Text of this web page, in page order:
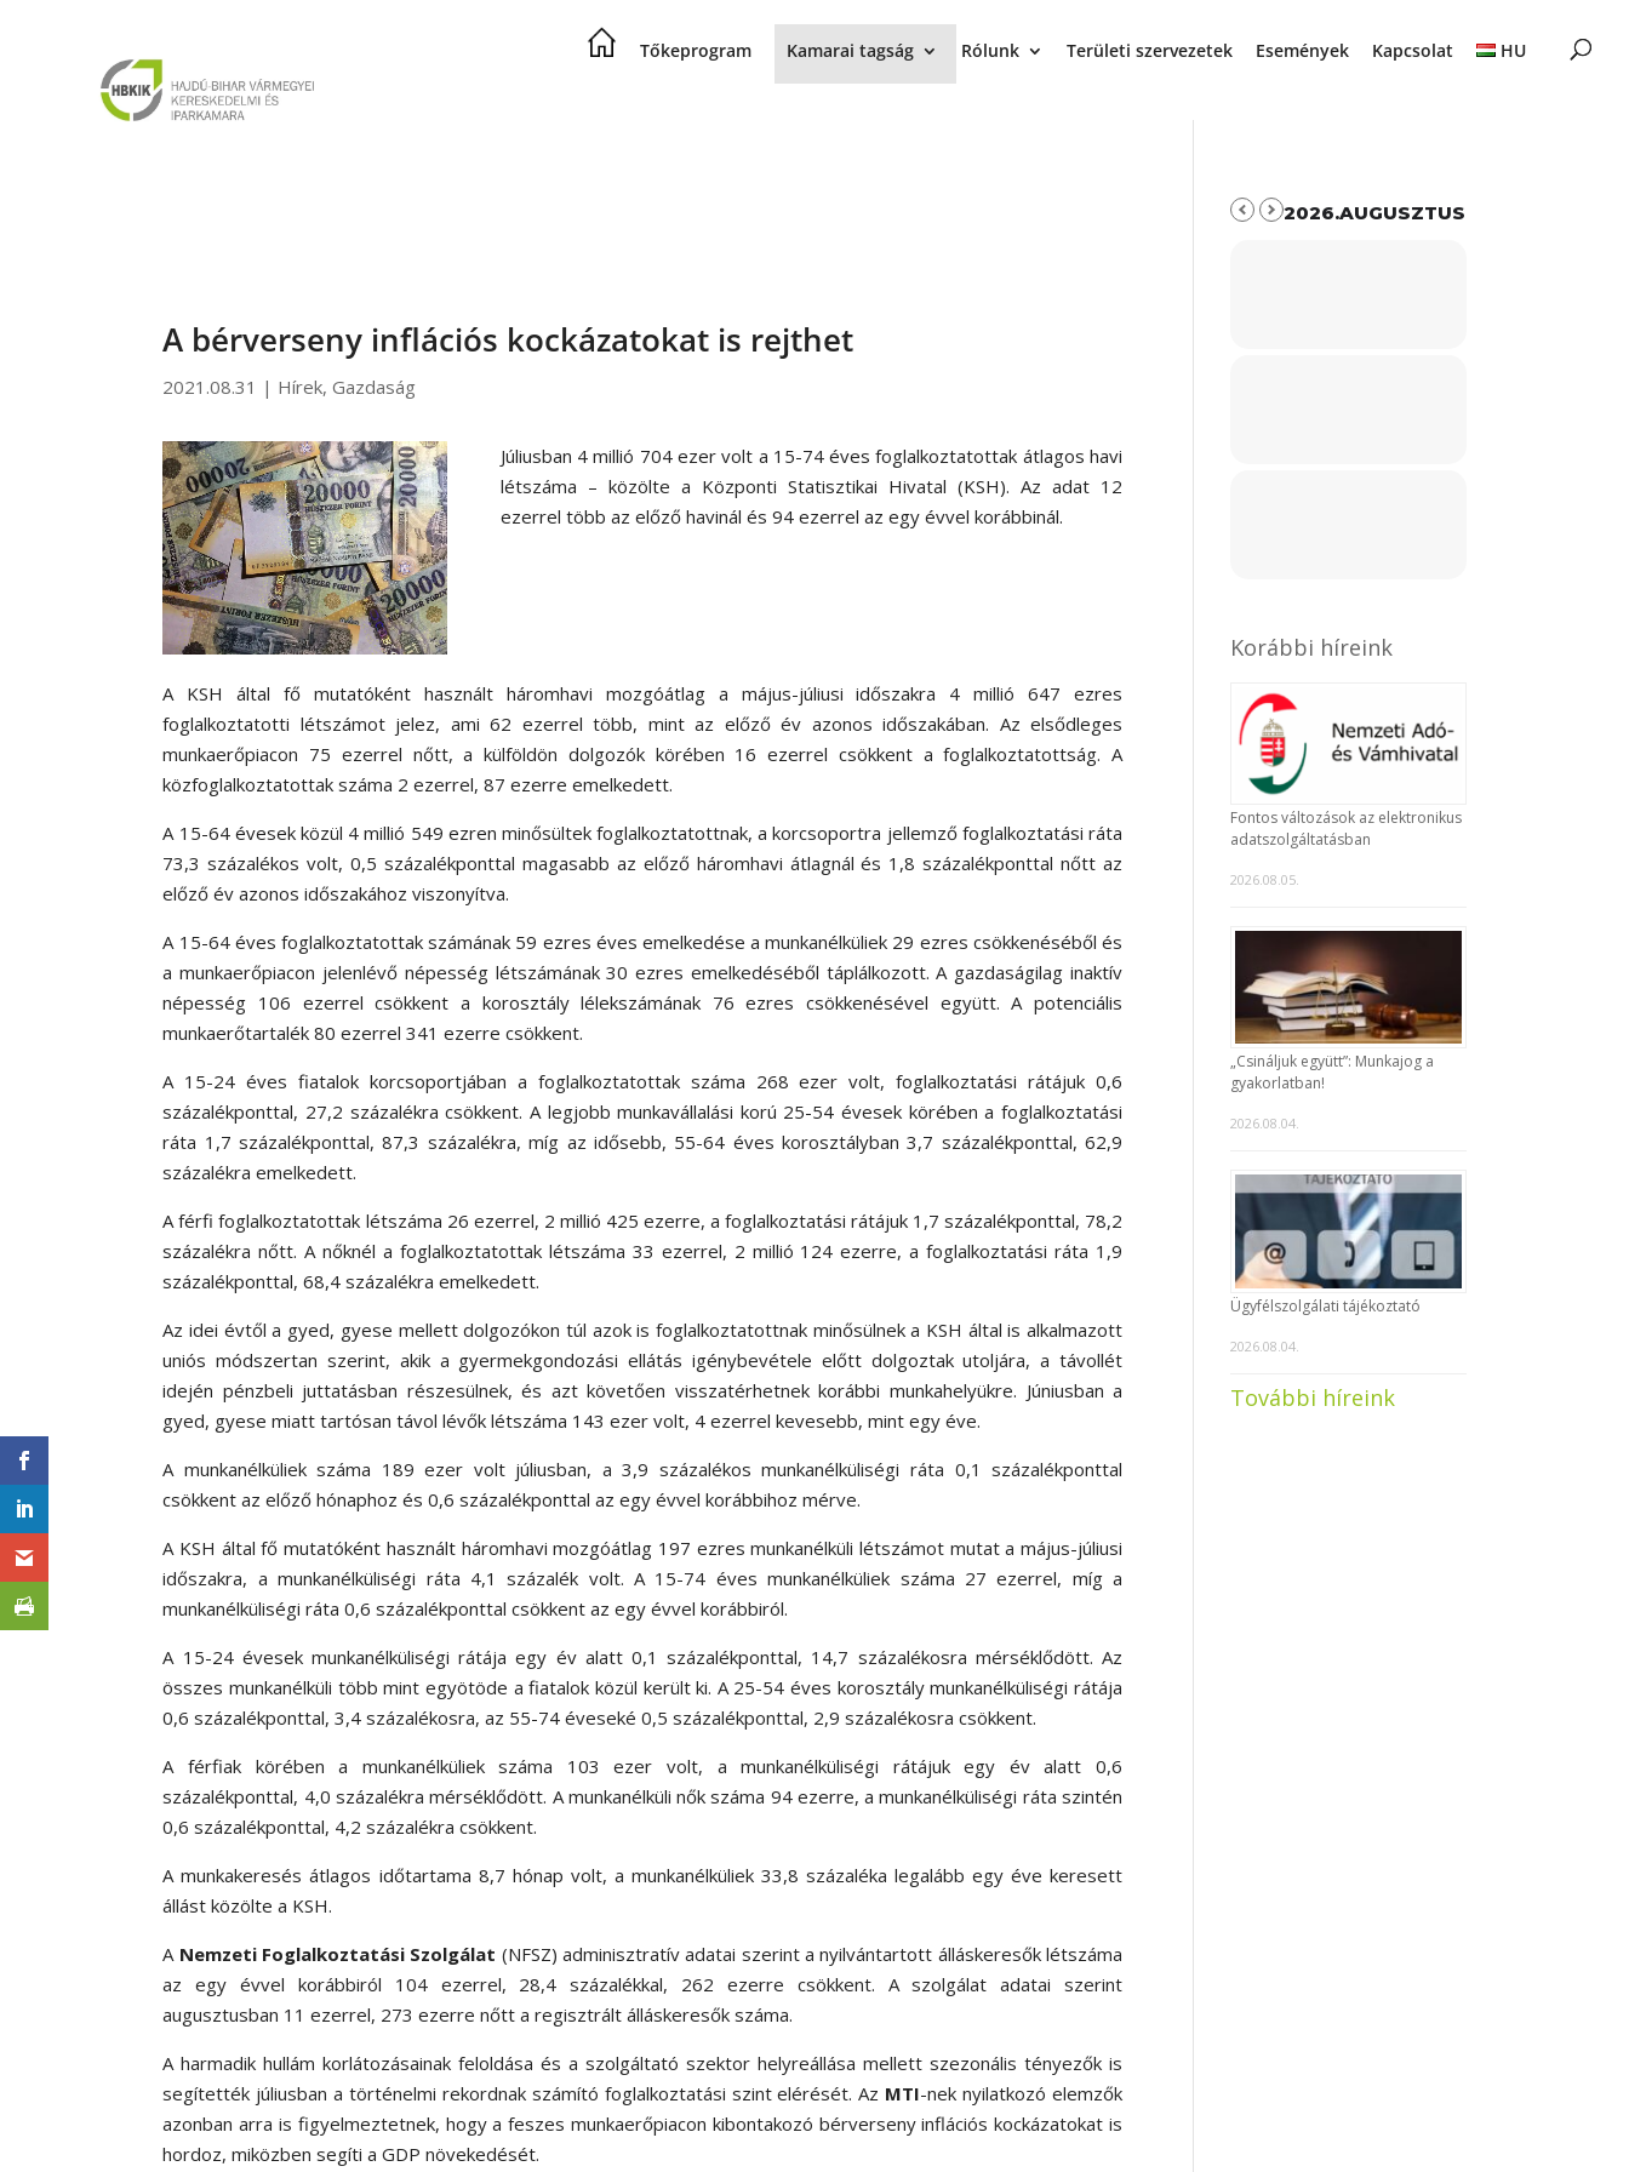
Tőkeprogram Kamarai tagság Rólunk Területi szervezetek Események Kapcsolat HU
A bérverseny inflációs kockázatokat is rejthet
2021.08.31 | Hírek,Gazdaság
Júliusban 4 millió 704 ezer volt a 15-74 éves foglalkoztatottak átlagos havi
létszáma – közölte a Központi Statisztikai Hivatal (KSH). Az adat 12
ezerrel több az előző havinál és 94 ezerrel az egy évvel korábbinál.
A KSH által fő mutatóként használt háromhavi mozgóátlag a május-júliusi időszakra 4 millió 647 ezres
foglalkoztatotti létszámot jelez, ami 62 ezerrel több, mint az előző év azonos időszakában. Az elsődleges
munkaerőpiacon 75 ezerrel nőtt, a külföldön dolgozók körében 16 ezerrel csökkent a foglalkoztatottság. A
közfoglalkoztatottak száma 2 ezerrel, 87 ezerre emelkedett.
A 15-64 évesek közül 4 millió 549 ezren minősültek foglalkoztatottnak, a korcsoportra jellemző foglalkoztatási ráta
73,3 százalékos volt, 0,5 százalékponttal magasabb az előző háromhavi átlagnál és 1,8 százalékponttal nőtt az
előző év azonos időszakához viszonyítva.
A 15-64 éves foglalkoztatottak számának 59 ezres éves emelkedése a munkanélküliek 29 ezres csökkenéséből és
a munkaerőpiacon jelenlévő népesség létszámának 30 ezres emelkedéséből táplálkozott. A gazdaságilag inaktív
népesség 106 ezerrel csökkent a korosztály lélekszámának 76 ezres csökkenésével együtt. A potenciális
munkaerőtartalék 80 ezerrel 341 ezerre csökkent.
A 15-24 éves fiatalok korcsoportjában a foglalkoztatottak száma 268 ezer volt, foglalkoztatási rátájuk 0,6
százalékponttal, 27,2 százalékra csökkent. A legjobb munkavállalási korú 25-54 évesek körében a foglalkoztatási
ráta 1,7 százalékponttal, 87,3 százalékra, míg az idősebb, 55-64 éves korosztályban 3,7 százalékponttal, 62,9
százalékra emelkedett.
A férfi foglalkoztatottak létszáma 26 ezerrel, 2 millió 425 ezerre, a foglalkoztatási rátájuk 1,7 százalékponttal, 78,2
százalékra nőtt. A nőknél a foglalkoztatottak létszáma 33 ezerrel, 2 millió 124 ezerre, a foglalkoztatási ráta 1,9
százalékponttal, 68,4 százalékra emelkedett.
Az idei évtől a gyed, gyese mellett dolgozókon túl azok is foglalkoztatottnak minősülnek a KSH által is alkalmazott
uniós módszertan szerint, akik a gyermekgondozási ellátás igénybevétele előtt dolgoztak utoljára, a távollét
idején pénzbeli juttatásban részesülnek, és azt követően visszatérhetnek korábbi munkahelyükre. Júniusban a
gyed, gyese miatt tartósan távol lévők létszáma 143 ezer volt, 4 ezerrel kevesebb, mint egy éve.
A munkanélküliek száma 189 ezer volt júliusban, a 3,9 százalékos munkanélküliségi ráta 0,1 százalékponttal
csökkent az előző hónaphoz és 0,6 százalékponttal az egy évvel korábbihoz mérve.
A KSH által fő mutatóként használt háromhavi mozgóátlag 197 ezres munkanélküli létszámot mutat a május-júliusi
időszakra, a munkanélküliségi ráta 4,1 százalék volt. A 15-74 éves munkanélküliek száma 27 ezerrel, míg a
munkanélküliségi ráta 0,6 százalékponttal csökkent az egy évvel korábbiról.
A 15-24 évesek munkanélküliségi rátája egy év alatt 0,1 százalékponttal, 14,7 százalékosra mérséklődött. Az
összes munkanélküli több mint egyötöde a fiatalok közül került ki. A 25-54 éves korosztály munkanélküliségi rátája
0,6 százalékponttal, 3,4 százalékosra, az 55-74 éveseké 0,5 százalékponttal, 2,9 százalékosra csökkent.
A férfiak körében a munkanélküliek száma 103 ezer volt, a munkanélküliségi rátájuk egy év alatt 0,6
százalékponttal, 4,0 százalékra mérséklődött. A munkanélküli nők száma 94 ezerre, a munkanélküliségi ráta szintén
0,6 százalékponttal, 4,2 százalékra csökkent.
A munkakeresés átlagos időtartama 8,7 hónap volt, a munkanélküliek 33,8 százaléka legalább egy éve keresett
állást közölte a KSH.
A Nemzeti Foglalkoztatási Szolgálat (NFSZ) adminisztratív adatai szerint a nyilvántartott álláskeresők létszáma
az egy évvel korábbiról 104 ezerrel, 28,4 százalékkal, 262 ezerre csökkent. A szolgálat adatai szerint
augusztusban 11 ezerrel, 273 ezerre nőtt a regisztrált álláskeresők száma.
A harmadik hullám korlátozásainak feloldása és a szolgáltató szektor helyreállása mellett szezonális tényezők is
segítették júliusban a történelmi rekordnak számító foglalkoztatási szint elérését. Az MTI-nek nyilatkozó elemzők
azonban arra is figyelmeztetnek, hogy a feszes munkaerőpiacon kibontakozó bérverseny inflációs kockázatokat is
hordoz, miközben segíti a GDP növekedését.
2026.AUGUSZTUS
Korábbi híreink
Fontos változások az elektronikus
adatszolgáltatásban
2026.08.05.
„Csináljuk együtt”: Munkajog a
gyakorlatban!
2026.08.04.
Ügyfélszolgálati tájékoztató
2026.08.04.
További híreink